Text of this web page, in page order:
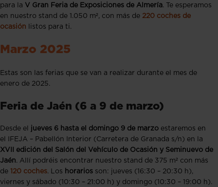
para la V Gran Feria de Exposiciones de Almería. Te esperamos
en nuestro stand de 1.050 m², con más de 220 coches de
ocasión listos para ti.
Marzo 2025
Estas son las ferias que se van a realizar durante el mes de
enero de 2025.
Feria de Jaén (6 a 9 de marzo)
Desde el jueves 6 hasta el domingo 9 de marzo estaremos en
el IFEJA – Pabellón Interior (Carretera de Granada s/n) en la
XVII edición del Salón del Vehículo de Ocasión y Seminuevo de
Jaén. Allí podréis encontrar nuestro stand de 375 m² con más
de 120 coches. Los horarios son: jueves (16:30 – 20:30 h),
viernes y sábado ( 10:30 – 21:00 h) y d omingo (10:30 – 19:00 h).